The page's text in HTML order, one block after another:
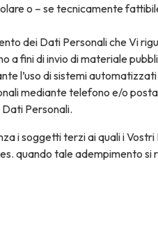
o – se tecnicamente
dei Dati Personali che Vi
a fini di invio di materiale
l’uso di sistemi
mediante telefono e/o
Personali.
i soggetti terzi ai quali i
quando tale adempimento si